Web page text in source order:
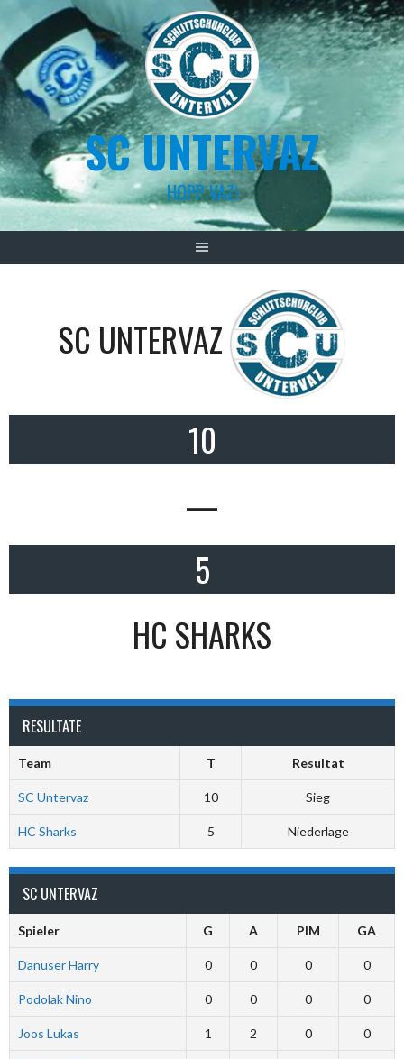
Skip
to
content
SC UNTERVAZ
HOPP VAZ!
SC UNTERVAZ
10
—
5
HC SHARKS
RESULTATE
Team T Resultat
SC Untervaz 10 Sieg
HC Sharks 5 Niederlage
SC UNTERVAZ
Spieler G A PIM GA
Danuser Harry 0 0 0 0
Podolak Nino 0 0 0 0
Joos Lukas 1 2 0 0